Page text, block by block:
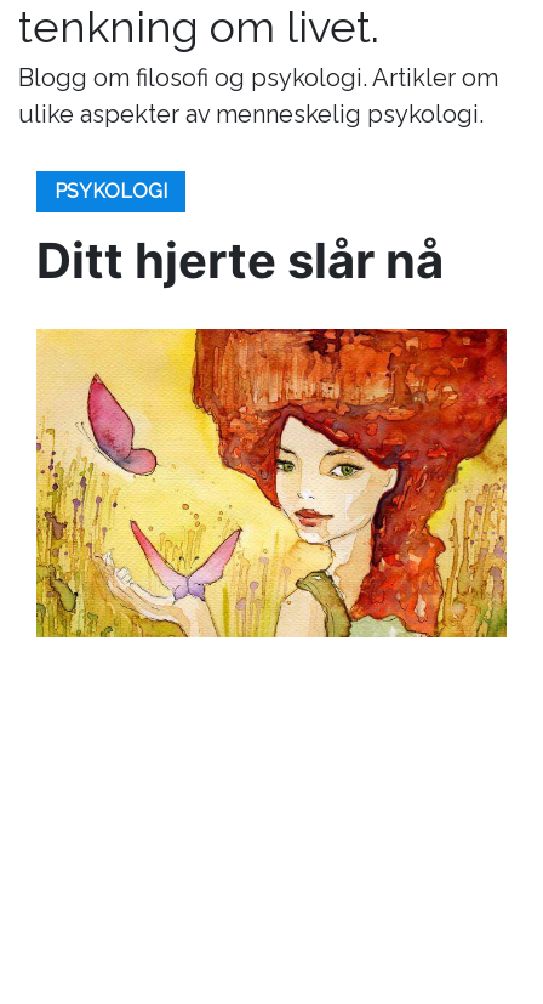
tenkning om livet.
Blogg om filosofi og psykologi. Artikler om
ulike aspekter av menneskelig psykologi.
PSYKOLOGI
Ditt hjerte slår nå